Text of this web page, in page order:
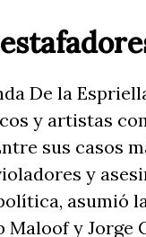
De la
y artistas
sus casos
y
asumió
Maloof y